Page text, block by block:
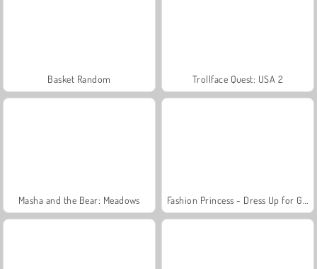
Basket Random Trollface Quest: USA 2
Masha and the Bear: Meadows